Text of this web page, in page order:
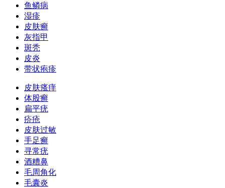
鱼鳞病
湿疹
皮肤癣
灰指甲
斑秃
皮炎
带状疱疹
皮肤瘙痒
体股癣
扁平疣
疥疮
皮肤过敏
手足癣
寻常疣
酒糟鼻
毛周角化
毛囊炎